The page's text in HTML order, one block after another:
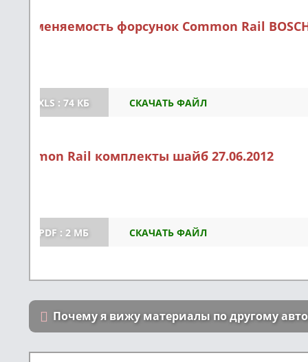
Применяемость форсунок Common Rail
XLS : 74 КБ СКАЧАТЬ ФАЙЛ
Common Rail комплекты шайб 27.06.2012
PDF : 2 МБ СКАЧАТЬ ФАЙЛ
Почему я вижу материалы по другому